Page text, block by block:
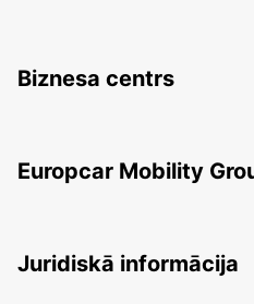
Biznesa centrs
Europcar Mobility
Juridiskā informācija